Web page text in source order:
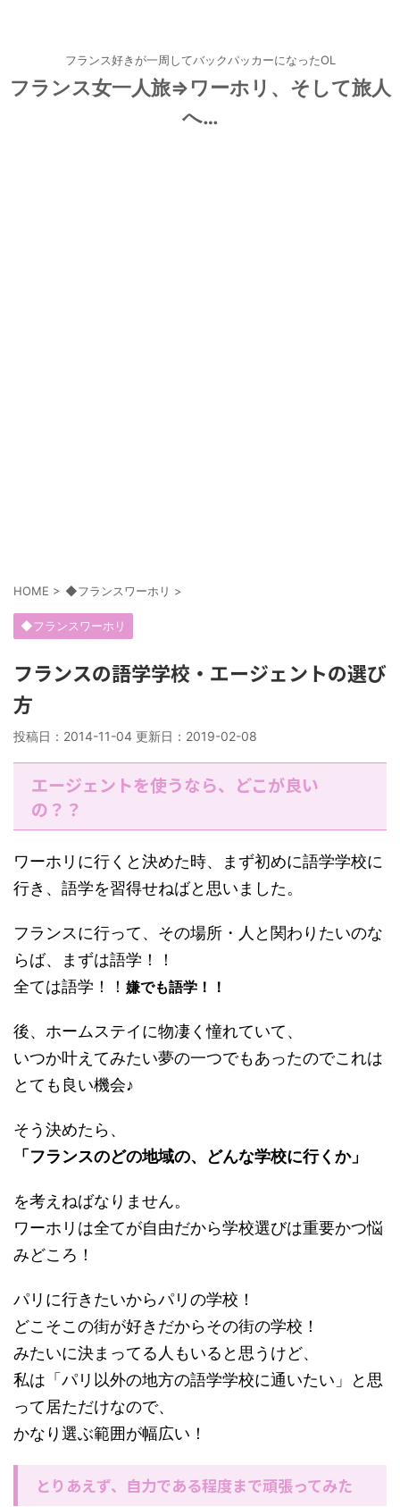
フランス好きが一周してバックパッカーになったOL
フランス女一人旅⇒ワーホリ、そして旅人
へ…
HOME > ◆フランスワーホリ >
◆フランスワーホリ
フランスの語学学校・エージェントの選び
方
投稿日：2014-11-04 更新日： 2019-02-08
エージェントを使うなら、どこが良い
の？？
ワーホリに行くと決めた時、まず初めに語学学校に
行き、語学を習得せねばと思いました。
フランスに行って、その場所・人と関わりたいのな
らば、まずは語学！！
全ては語学！！ 嫌でも語学！！
後、ホームステイに物凄く憧れていて、
いつか叶えてみたい夢の一つでもあったのでこれは
とても良い機会♪
そう決めたら、
「フランスのどの地域の、どんな学校に行くか」
を考えねばなりません。
ワーホリは全てが自由だから学校選びは重要かつ悩
みどころ！
パリに行きたいからパリの学校！
どこそこの街が好きだからその街の学校！
みたいに決まってる人もいると思うけど、
私は「パリ以外の地方の語学学校に通いたい」と思
って居ただけなので、
かなり選ぶ範囲が幅広い！
とりあえず、自力である程度まで頑張ってみた